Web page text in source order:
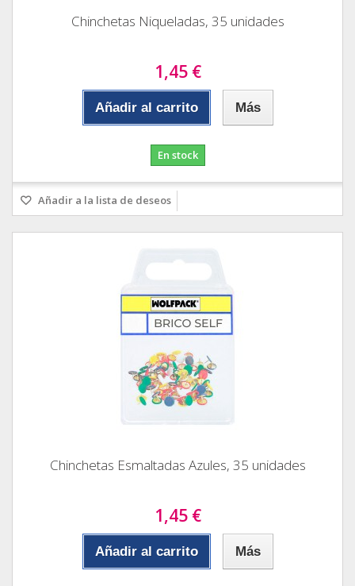
Chinchetas Niqueladas, 35 unidades
1,45 €
Añadir al carrito Más
En stock
Añadir a la lista de deseos
Chinchetas Esmaltadas Azules, 35 unidades
1,45 €
Añadir al carrito Más